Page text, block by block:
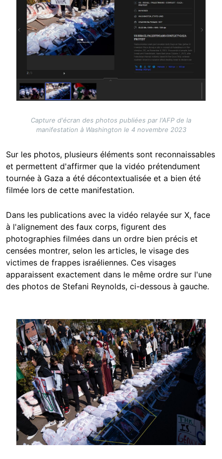
Capture d'écran des photos publiées par l'AFP de la
manifestation à Washington le 4 novembre 2023
Sur les photos, plusieurs éléments sont reconnaissables
et permettent d'affirmer que la vidéo prétendument
tournée à Gaza a été décontextualisée et a bien été
filmée lors de cette manifestation.
Dans les publications avec la vidéo relayée sur X, face
à l'alignement des faux corps, figurent des
photographies filmées dans un ordre bien précis et
censées montrer, selon les articles, le visage des
victimes de frappes israéliennes. Ces visages
apparaissent exactement dans le même ordre sur l'une
des photos de Stefani Reynolds, ci-dessous à gauche.
Image